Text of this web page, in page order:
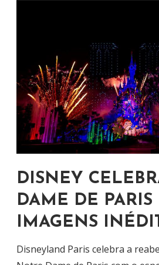
DISNEY
DAME DE PARIS
IMAGENS
Disneyland Paris celebra a